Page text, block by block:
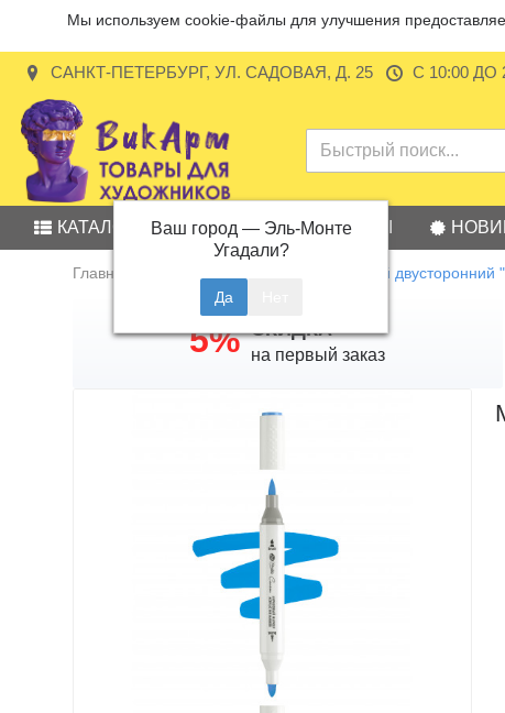
Мы используем cookie-файлы для улучшения
САНКТ-ПЕТЕРБУРГ, УЛ. САДОВАЯ, Д. 25 С 10:00 ДО
Ваш город — Эль-Монте
Угадали?
КАТАЛОГ АКЦИИ БРЕНДЫ
Главная Маркер акриловый двусторонний
5% СКИДКА
на первый заказ